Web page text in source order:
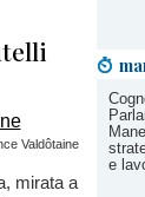
e
Valdôtaine
mirata a